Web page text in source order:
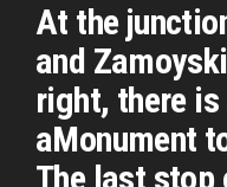
At the
and
right, there
aMonument
The last stop